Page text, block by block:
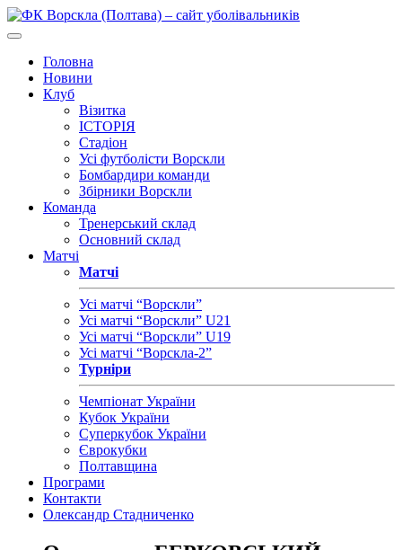
Головна
Новини
Клуб
Візитка
ІСТОРІЯ
Стадіон
Усі футболісти Ворскли
Бомбардири команди
Збірники Ворскли
Команда
Тренерський склад
Основний склад
Матчі
Матчі
Усі матчі “Ворскли”
Усі матчі “Ворскли” U21
Усі матчі “Ворскли” U19
Усі матчі “Ворскла-2”
Турніри
Чемпіонат України
Кубок України
Суперкубок України
Єврокубки
Полтавщина
Програми
Контакти
Олександр Стадниченко